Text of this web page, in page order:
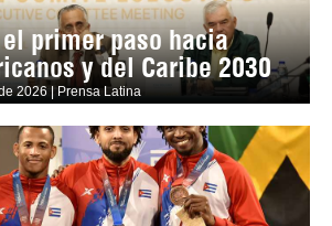
primer paso hacia
y del Caribe 2030
2026 | Prensa Latina